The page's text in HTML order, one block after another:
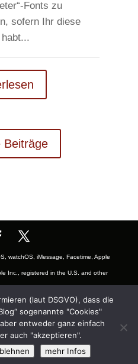
Fonts zu
sofern Ihr diese
Beiträge
watchOS, iMessage, Facetime, Apple
Inc., registered in the U.S. and other
mark of Apple Inc., registered in
Mac and iOS Badge is a trademark of
of Google LLC and registered in U.S.
subsidiary company Alphabet Inc.
(laut DSGVO), dass die
sogenannte "Cookies"
entweder ganz einfach
auch "akzeptieren".
mehr Infos